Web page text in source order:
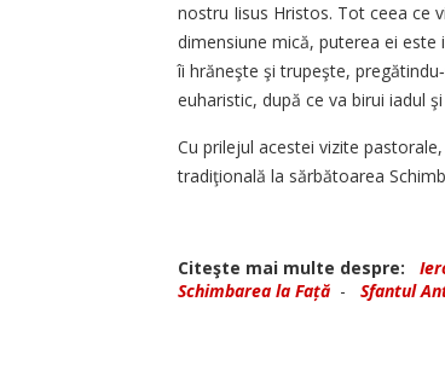
nostru Iisus Hristos. Tot ceea ce
dimensiune mică, puterea ei
îi hrăneşte şi trupeşte,
euharistic, după ce va birui iadul
Cu prilejul acestei vizite
tradiţională la sărbătoarea
Citeşte mai multe despre:
Schimbarea la Față - Sfantul